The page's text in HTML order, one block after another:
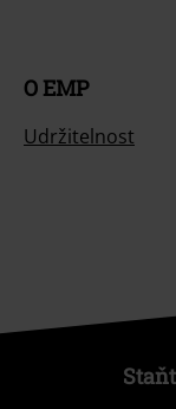
O EMP
Udržitelnost